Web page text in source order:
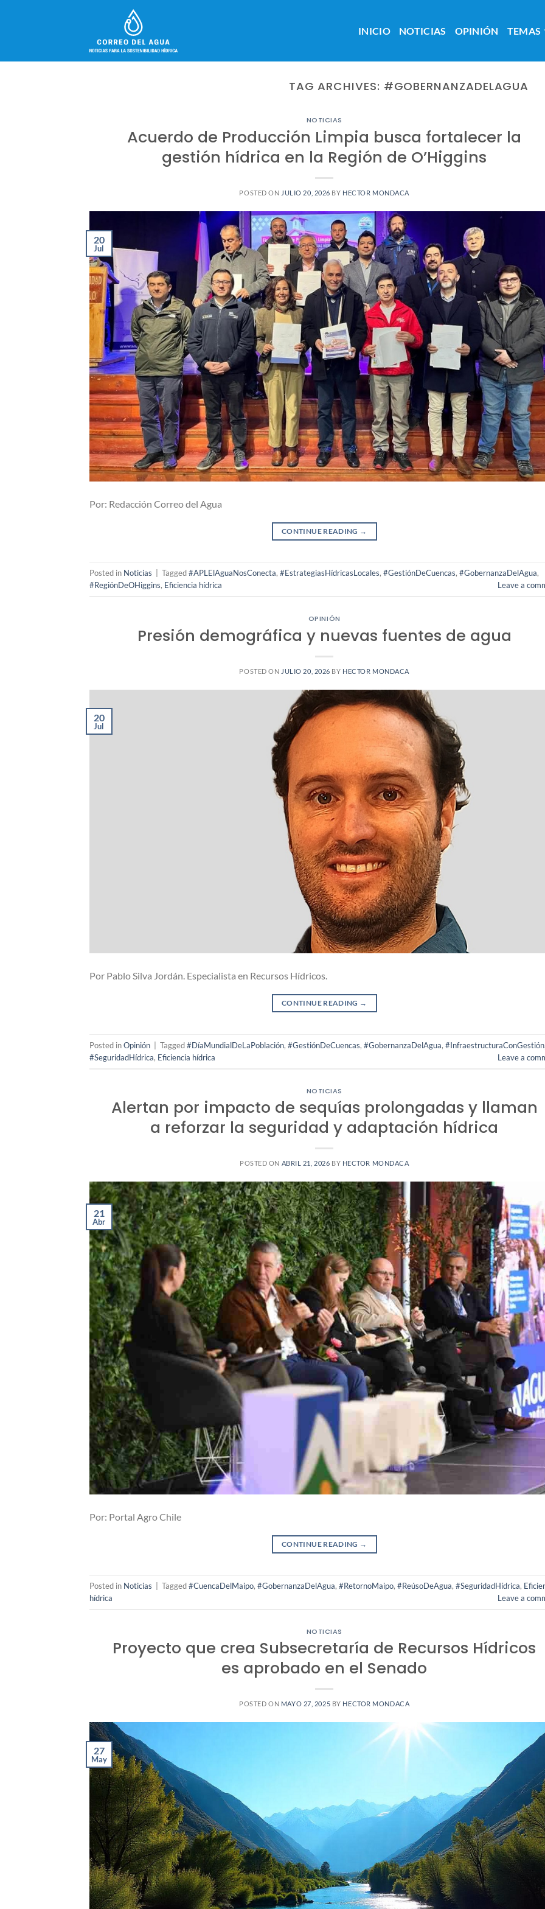
INICIO NOTICIAS OPINIÓN TEMAS
TAG ARCHIVES: #GOBERNANZADELAGUA
NOTICIAS
Acuerdo de Producción Limpia busca fortalecer la
gestión hídrica en la Región de O’Higgins
POSTED ON JULIO 20, 2026 BY HECTOR MONDACA
20
Jul
Por: Redacción Correo del Agua
CONTINUE READING →
Posted in Noticias Tagged#APLElAguaNosConecta, #EstrategiasHídricasLocales, #GestiónDeCuencas, #GobernanzaDelAgua,
#RegiónDeOHiggins, Eficiencia hídrica Leave a
OPINIÓN
Presión demográfica y nuevas fuentes de agua
POSTED ON JULIO 20, 2026 BY HECTOR MONDACA
20
Jul
Por Pablo Silva Jordán. Especialista en Recursos Hídricos.
CONTINUE READING →
Posted inOpinión Tagged#DíaMundialDeLaPoblación, #GestiónDeCuencas, #GobernanzaDelAgua, #InfraestructuraConGestión,
#SeguridadHídrica, Eficiencia hídrica Leave a
NOTICIAS
Alertan por impacto de sequías prolongadas y llaman
a reforzar la seguridad y adaptación hídrica
POSTED ON ABRIL 21, 2026 BY HECTOR MONDACA
21
Abr
Por: Portal Agro Chile
CONTINUE READING →
Posted in Noticias Tagged#CuencaDelMaipo, #GobernanzaDelAgua, #RetornoMaipo, #ReúsoDeAgua, #SeguridadHídrica,
hídrica
Leave a
NOTICIAS
Proyecto que crea Subsecretaría de Recursos Hídricos
es aprobado en el Senado
POSTED ON MAYO 27, 2025 BY HECTOR MONDACA
27
May